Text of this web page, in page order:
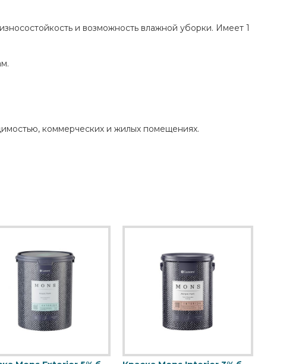
и возможность влажной уборки. Имеет 1
коммерческих и жилых помещениях.